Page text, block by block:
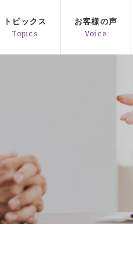
トピックス お客様の声